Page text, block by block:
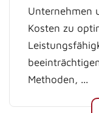
Unternehmen
Kosten zu
Methoden, ...